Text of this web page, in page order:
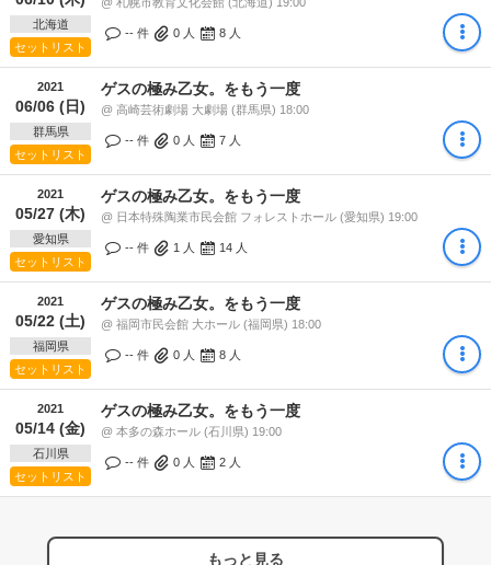
北海道
セットリスト
-- 件 0 人 8 人
2021
06/06 (日)
群馬県
セットリスト
ゲスの極み乙女。をもう一度
@ 高崎芸術劇場 大劇場 (群馬県) 18:00
-- 件 0 人 7 人
2021
05/27 (木)
愛知県
セットリスト
ゲスの極み乙女。をもう一度
@ 日本特殊陶業市民会館 フォレストホール (愛知県) 19:00
-- 件 1 人 14 人
2021
05/22 (土)
福岡県
セットリスト
ゲスの極み乙女。をもう一度
@ 福岡市民会館 大ホール (福岡県) 18:00
-- 件 0 人 8 人
2021
05/14 (金)
石川県
セットリスト
ゲスの極み乙女。をもう一度
@ 本多の森ホール (石川県) 19:00
-- 件 0 人 2 人
もっと見る